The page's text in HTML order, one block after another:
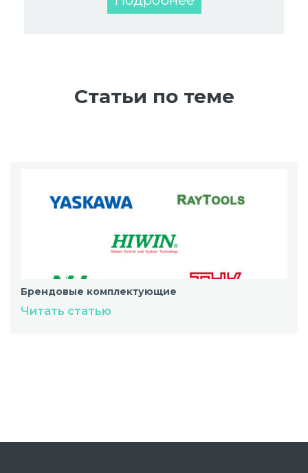
Статьи по теме
Брендовые комплектующие
Читать статью